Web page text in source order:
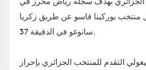
وتعادل منتخب بوركينا فاسو عن طريق زكريا
سانوغو في الدقيقة 37.
التقدم للمنتخب الجزائري بإحراز